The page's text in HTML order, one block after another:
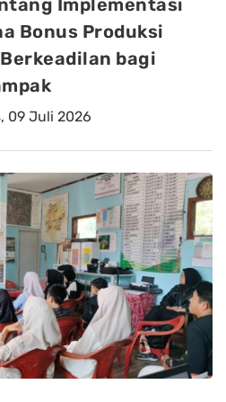
Bonus Produksi
bagi
09 Juli 2026